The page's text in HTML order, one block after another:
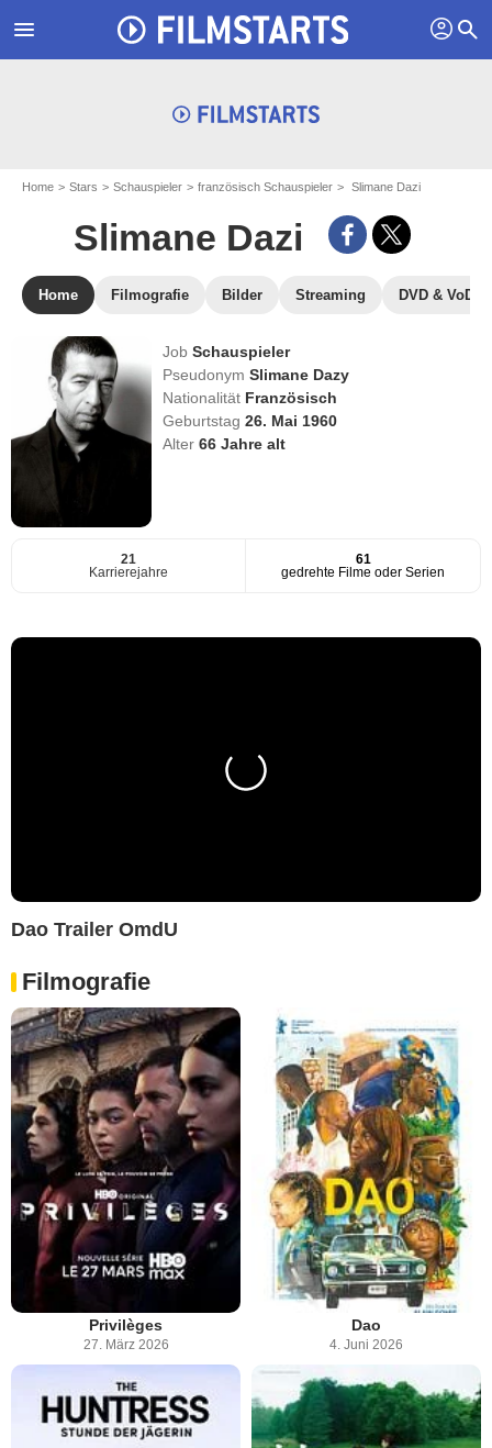
menu profil search
Home Stars Schauspieler französisch Schauspieler Slimane Dazi
Slimane Dazi
Home Filmografie Bilder Streaming DVD & VoD
JobSchauspieler
PseudonymSlimane Dazy
Nationalität Französisch
Geburtstag26. Mai 1960
Alter66 Jahre alt
21
Karrierejahre
61
gedrehte Filme oder Serien
Dao Trailer OmdU
Filmografie
Privilèges
27. März 2026
Dao
4. Juni 2026